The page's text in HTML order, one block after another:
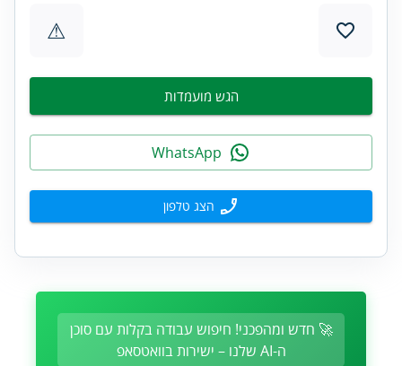
⚠
הגש מועמדות
הצג טלפון
🚀 חדש ומהפכני! חיפוש עבודה בקלות עם סוכן
ה-AI שלנו – ישירות בוואטסאפ